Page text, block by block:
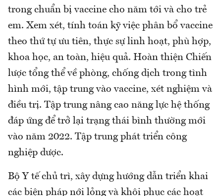
trong chuẩn bị vaccine cho năm tới và cho trẻ
em. Xem xét, tính toán kỹ việc phân bổ vaccine
theo thứ tự ưu tiên, thực sự linh hoạt, phù hợp,
khoa học, an toàn, hiệu quả. Hoàn thiện Chiến
lược tổng thể về phòng, chống dịch trong tình
hình mới, tập trung vào vaccine, xét nghiệm và
điều trị. Tập trung nâng cao năng lực hệ thống
đáp ứng để trở lại trạng thái bình thường mới
vào năm 2022. Tập trung phát triển công
nghiệp dược.
Bộ Y tế chủ trì, xây dựng hướng dẫn triển khai
các biện pháp nới lỏng và khôi phục các hoạt